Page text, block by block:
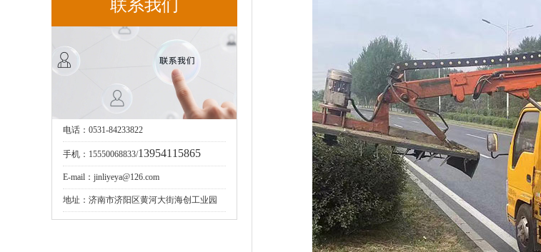
联系我们
电话：0531-84233822
手机：15550068833/13954115865
E-mail：jinliyeya@126.com
地址：济南市济阳区黄河大街海创工业园